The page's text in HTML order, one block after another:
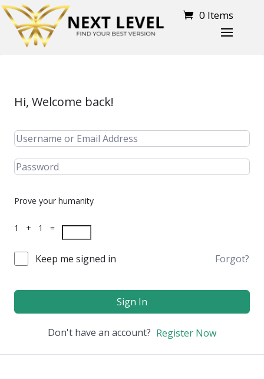
0 Items
Hi, Welcome back!
Prove your humanity
1 + 1 =
Keep me signed in Forgot?
Sign In
Don't have an account? Register Now